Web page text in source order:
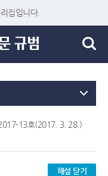
집입니다.
13호(2017. 3. 28.)
해설 닫기